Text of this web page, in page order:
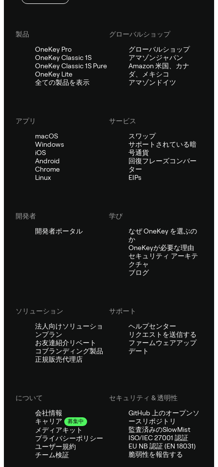
製品
OneKey Pro
OneKey Classic 1S
OneKey Classic 1S Pure
OneKey Lite
全ての製品を表示
グローバルショップ
グローバルショップ
アマゾンジャパン
Amazon 米国、カナ
ダ、メキシコ
アマゾンドイツ
アプリ
macOS
Windows
iOS
Android
Chrome
Linux
サービス
スワップ
サポートされている暗
号通貨
回復フレーズコンバー
ター
EIPs
開発者
開発者ポータル
学び
なぜ OneKey を選ぶの
か
OneKeyが必要な理由
セキュリティ アーキテ
クチャ
ブログ
ソリューション
法人向けソリューショ
ンプラン
お友達紹介リベート
コブランディング製品
正規販売代理店
サポート
ヘルプセンター
リクエストを送信する
ファームウェアアップ
デート
について
会社情報
キャリア
募集中
メディアキット
プライバシーポリシー
ユーザー規約
チーム検証
セキュリティ & 透明性
GitHub 上のオープンソ
ースリポジトリ
監査済みのSlowMist
ISO/IEC 27001 認証
EU NB 認証 (EN 18031)
脆弱性を報告する